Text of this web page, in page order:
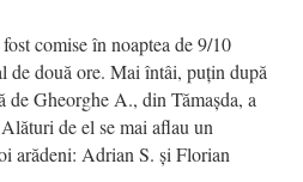
comise în noaptea de 9/10
de două ore. Mai întâi, puțin după
de Gheorghe A., din Tămașda, a
de el se mai aflau un
arădeni: Adrian S. și Florian